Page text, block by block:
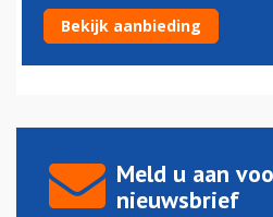
Hulpmotor APU staat op
07-02-2023 - 14:58
Meld u aan
nieuwsbrief
Bekijk aanbieding